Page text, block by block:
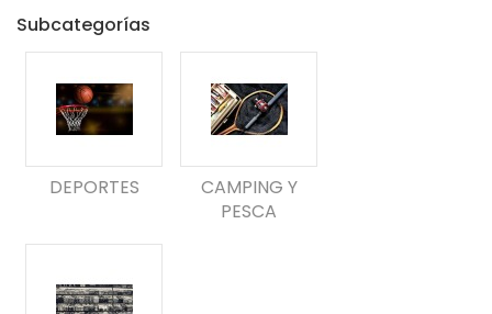
Subcategorías
DEPORTES
CAMPING Y
PESCA